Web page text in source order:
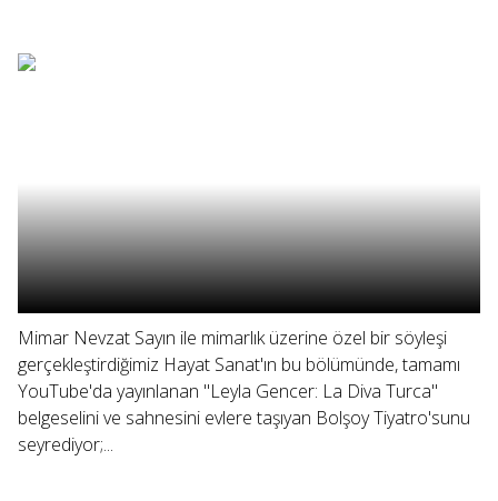
Mimar Nevzat Sayın ile mimarlık üzerine özel bir söyleşi
gerçekleştirdiğimiz Hayat Sanat'ın bu bölümünde, tamamı
YouTube'da yayınlanan "Leyla Gencer: La Diva Turca"
belgeselini ve sahnesini evlere taşıyan Bolşoy Tiyatro'sunu
seyrediyor;...